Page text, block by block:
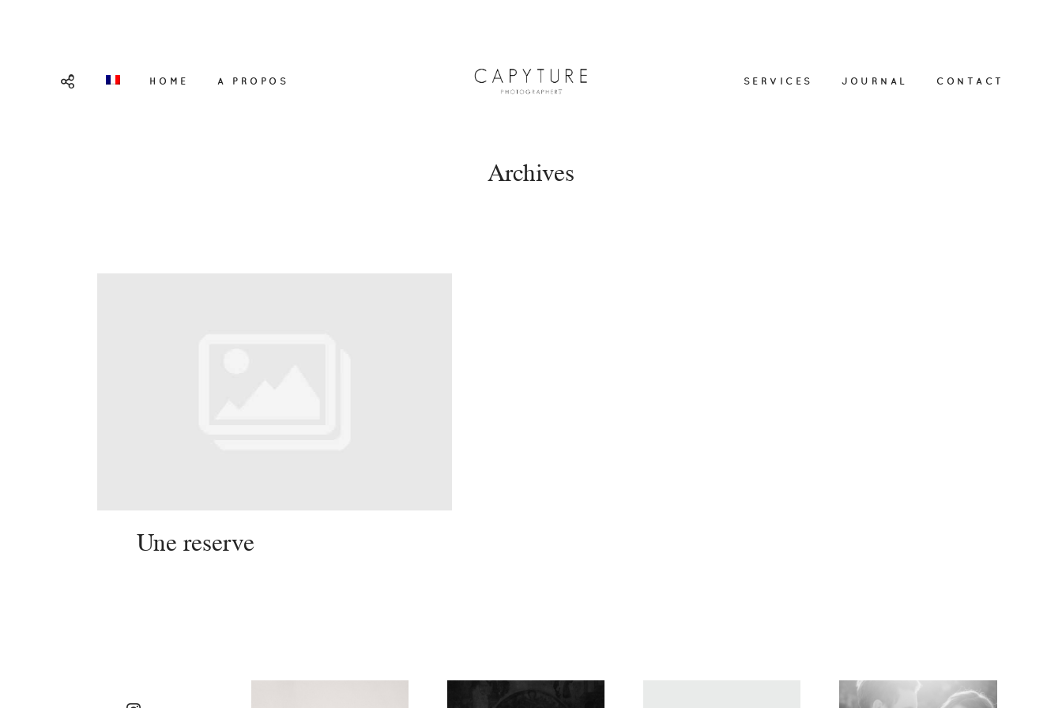
HOME A PROPOS SERVICES JOURNAL CONTACT
Archives
Une reserve